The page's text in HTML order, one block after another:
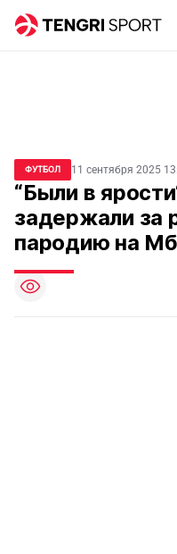
ФУТБОЛ 11 сентября 2025
“Были в
задержали за
пародию на